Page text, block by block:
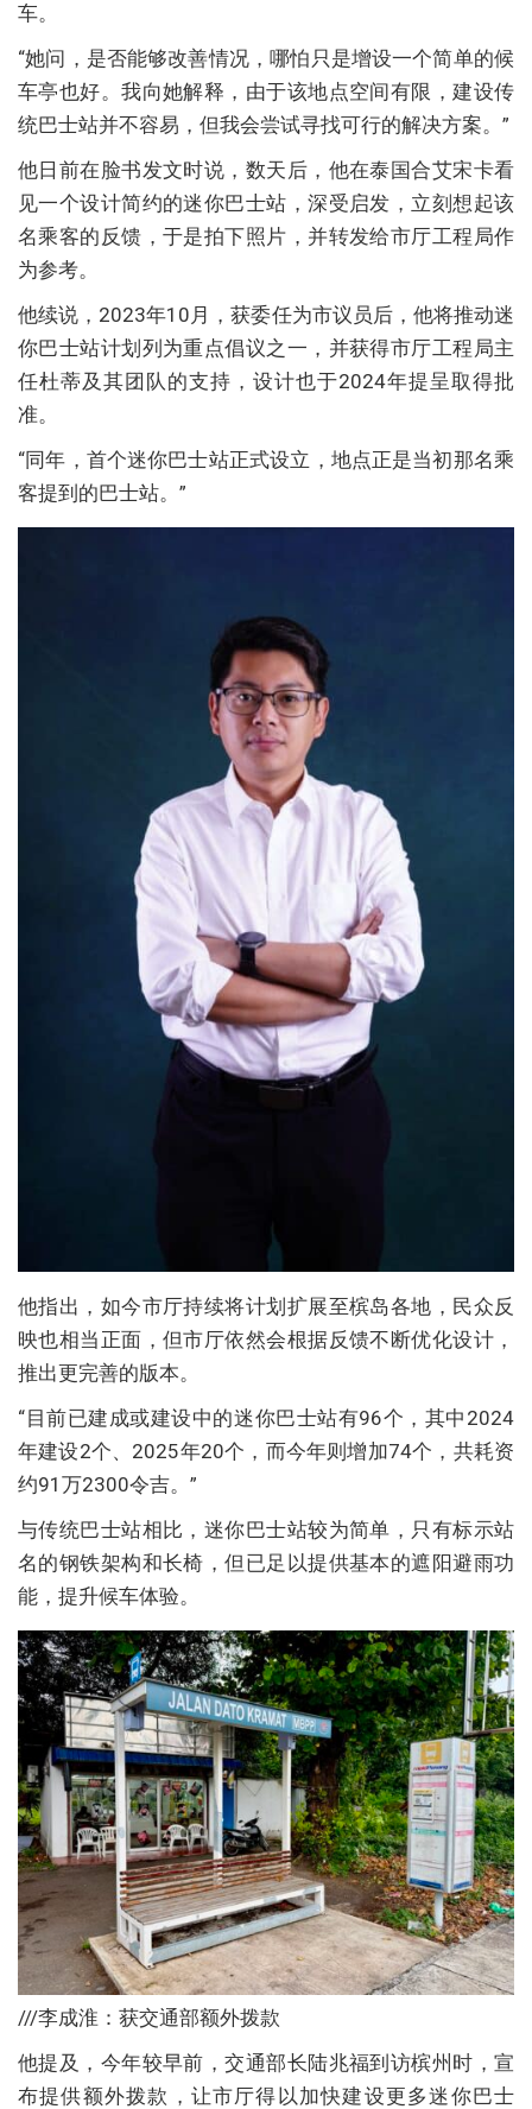
车。
“她问，是否能够改善情况，哪怕只是增设一个简单的候
车亭也好。我向她解释，由于该地点空间有限，建设传
统巴士站并不容易，但我会尝试寻找可行的解决方案。”
他日前在脸书发文时说，数天后，他在泰国合艾宋卡看
见一个设计简约的迷你巴士站，深受启发，立刻想起该
名乘客的反馈，于是拍下照片，并转发给市厅工程局作
为参考。
他续说，2023年10月，获委任为市议员后，他将推动迷
你巴士站计划列为重点倡议之一，并获得市厅工程局主
任杜蒂及其团队的支持，设计也于2024年提呈取得批
准。
“同年，首个迷你巴士站正式设立，地点正是当初那名乘
客提到的巴士站。”
他指出，如今市厅持续将计划扩展至槟岛各地，民众反
映也相当正面，但市厅依然会根据反馈不断优化设计，
推出更完善的版本。
“目前已建成或建设中的迷你巴士站有96个，其中2024
年建设2个、2025年20个，而今年则增加74个，共耗资
约91万2300令吉。”
与传统巴士站相比，迷你巴士站较为简单，只有标示站
名的钢铁架构和长椅，但已足以提供基本的遮阳避雨功
能，提升候车体验。
///李成淮：获交通部额外拨款
他提及，今年较早前，交通部长陆兆福到访槟州时，宣
布提供额外拨款，让市厅得以加快建设更多迷你巴士